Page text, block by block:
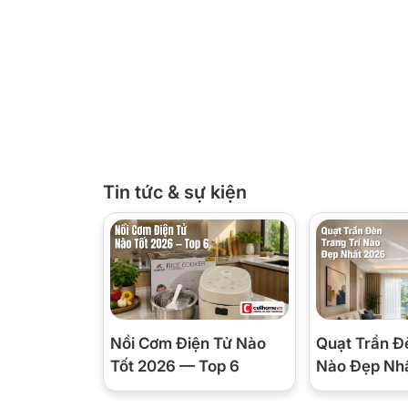
Tin tức & sự kiện
Nồi Cơm Điện Tử Nào
Tốt 2026 — Top 6
Quạt Trần
Nào Đẹp